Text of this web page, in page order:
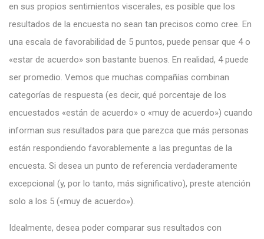
en sus propios sentimientos viscerales, es posible que los
resultados de la encuesta no sean tan precisos como cree. En
una escala de favorabilidad de 5 puntos, puede pensar que 4 o
«estar de acuerdo» son bastante buenos. En realidad, 4 puede
ser promedio. Vemos que muchas compañías combinan
categorías de respuesta (es decir, qué porcentaje de los
encuestados «están de acuerdo» o «muy de acuerdo») cuando
informan sus resultados para que parezca que más personas
están respondiendo favorablemente a las preguntas de la
encuesta. Si desea un punto de referencia verdaderamente
excepcional (y, por lo tanto, más significativo), preste atención
solo a los 5 («muy de acuerdo»).
Idealmente, desea poder comparar sus resultados con